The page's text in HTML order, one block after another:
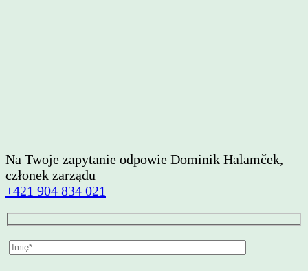
Na Twoje zapytanie odpowie Dominik Halamček,
członek zarządu
+421 904 834 021